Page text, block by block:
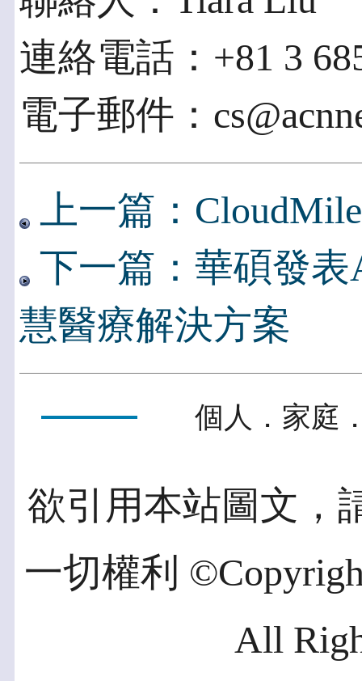
連絡電話：+81 3
電子郵件：
上一篇：
下一篇：華碩發表
慧醫療解決方案
個人．家庭
欲引用本站圖文，
一切權利
All